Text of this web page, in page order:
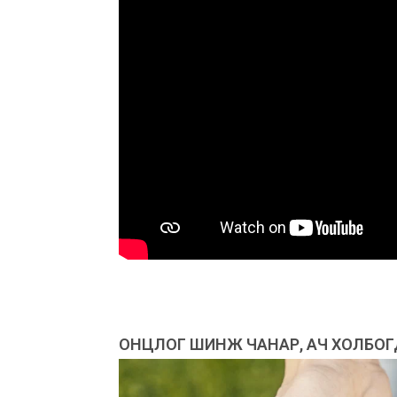
ОНЦЛОГ ШИНЖ ЧАНАР, АЧ